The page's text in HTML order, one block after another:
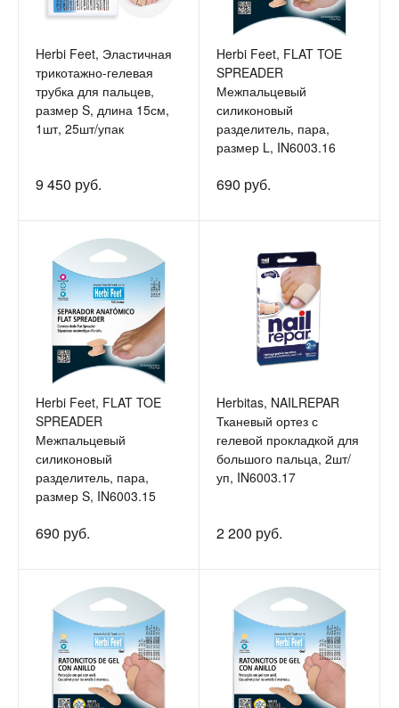
Herbi Feet, Эластичная
трикотажно-гелевая
трубка для пальцев,
размер S, длина 15см,
1шт, 25шт/упак
9 450 руб.
Herbi Feet, FLAT TOE
SPREADER
Межпальцевый
силиконовый
разделитель, пара,
размер L, IN6003.16
690 руб.
Herbi Feet, FLAT TOE
SPREADER
Межпальцевый
силиконовый
разделитель, пара,
размер S, IN6003.15
690 руб.
Herbitas, NAILREPAR
Тканевый ортез с
гелевой прокладкой для
большого пальца, 2шт/
уп, IN6003.17
2 200 руб.